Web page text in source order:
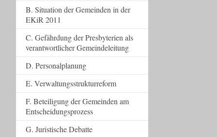
B. Situation der Gemeinden in der
EKiR 2011
C. Gefährdung der Presbyterien als
verantwortlicher Gemeindeleitung
D. Personalplanung
E. Verwaltungsstrukturreform
F. Beteiligung der Gemeinden am
Entscheidungsprozess
G. Juristische Debatte